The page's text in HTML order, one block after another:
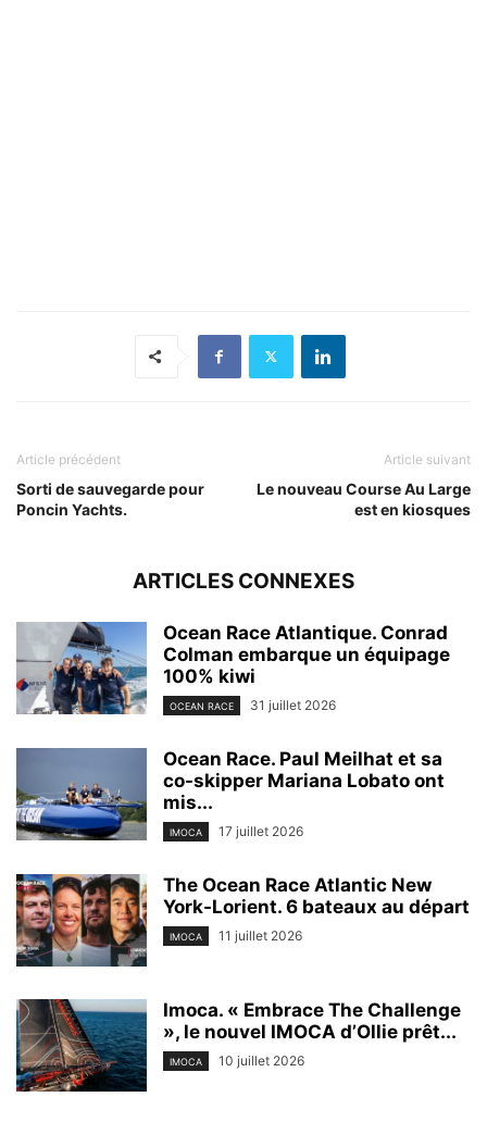
Article précédent
Sorti de sauvegarde pour
Poncin Yachts.
Article suivant
Le nouveau Course Au Large
est en kiosques
ARTICLES CONNEXES
Ocean Race Atlantique. Conrad
Colman embarque un équipage
100% kiwi
OCEAN RACE 31 juillet 2026
Ocean Race. Paul Meilhat et sa
co-skipper Mariana Lobato ont
mis...
IMOCA 17 juillet 2026
The Ocean Race Atlantic New
York-Lorient. 6 bateaux au départ
IMOCA 11 juillet 2026
Imoca. « Embrace The Challenge
», le nouvel IMOCA d’Ollie prêt...
IMOCA 10 juillet 2026